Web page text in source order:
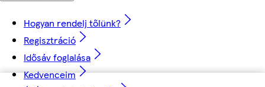
Hogyan rendelj tőlünk?
Regisztráció
Idősáv foglalása
Kedvenceim